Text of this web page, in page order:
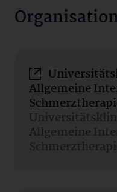
Allgemeine
Allgemeine